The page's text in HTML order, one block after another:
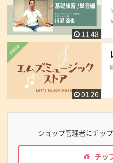
11:48
01:26
ショップ管理者にチッ
チッ